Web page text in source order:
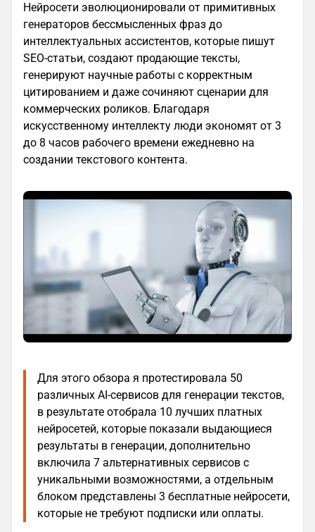
Нейросети эволюционировали от примитивных
генераторов бессмысленных фраз до
интеллектуальных ассистентов, которые пишут
SEO-статьи, создают продающие тексты,
генерируют научные работы с корректным
цитированием и даже сочиняют сценарии для
коммерческих роликов. Благодаря
искусственному интеллекту люди экономят от 3
до 8 часов рабочего времени ежедневно на
создании текстового контента.
Для этого обзора я протестировала 50
различных AI-сервисов для генерации текстов,
в результате отобрала 10 лучших платных
нейросетей, которые показали выдающиеся
результаты в генерации, дополнительно
включила 7 альтернативных сервисов с
уникальными возможностями, а отдельным
блоком представлены 3 бесплатные нейросети,
которые не требуют подписки или оплаты.